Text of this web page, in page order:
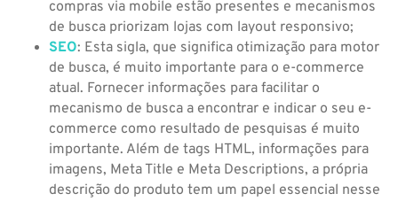
compras via mobile estão presentes e mecanismos
de busca priorizam lojas com layout responsivo;
SEO: Esta sigla, que significa otimização para motor
de busca, é muito importante para o e-commerce
atual. Fornecer informações para facilitar o
mecanismo de busca a encontrar e indicar o seu e-
commerce como resultado de pesquisas é muito
importante. Além de tags HTML, informações para
imagens, Meta Title e Meta Descriptions, a própria
descrição do produto tem um papel essencial nesse